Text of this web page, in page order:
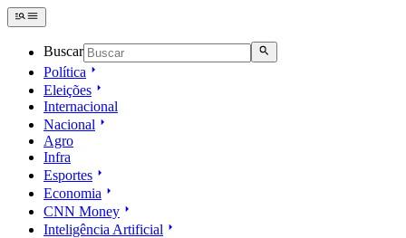
Buscar
Política
Eleições
Internacional
Nacional
Agro
Infra
Esportes
Economia
CNN Money
Inteligência Artificial